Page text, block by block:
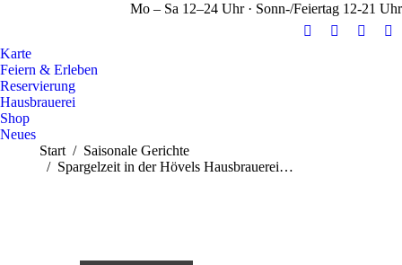
Mo – Sa 12–24 Uhr · Sonn-/Feiertag 12-21 Uhr
E-
Facebook
Karte
Feiern & Erleben
Reservierung
Hausbrauerei
Shop
Neues
Sie befinden sich hier:
Start
Saisonale Gerichte
Spargelzeit in der Hövels Hausbrauerei…